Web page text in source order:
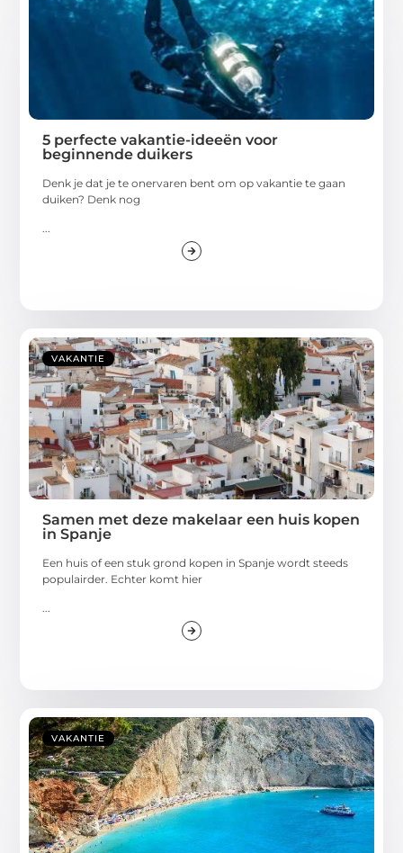
5 perfecte vakantie-ideeën voor
beginnende duikers
Denk je dat je te onervaren bent om op vakantie te gaan
duiken? Denk nog
...
VAKANTIE
Samen met deze makelaar een huis kopen
in Spanje
Een huis of een stuk grond kopen in Spanje wordt steeds
populairder. Echter komt hier
...
VAKANTIE